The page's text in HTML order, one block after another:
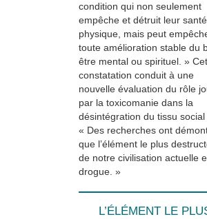
condition qui non seulement
empêche et détruit leur santé
physique, mais peut
toute amélioration stable du
être mental ou spirituel. »
constatation conduit à une
nouvelle évaluation du rôle
par la toxicomanie dans la
désintégration du tissu social
« Des recherches ont
que l’élément le plus
de notre civilisation actuelle
drogue. »
L’ÉLÉMENT LE